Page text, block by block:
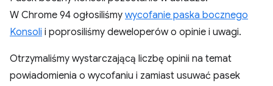
W Chrome 94 ogłosiliśmy wycofanie paska bocznego
Konsoli i poprosiliśmy deweloperów o opinie i uwagi.
Otrzymaliśmy wystarczającą liczbę opinii na temat
powiadomienia o wycofaniu i zamiast usuwać pasek